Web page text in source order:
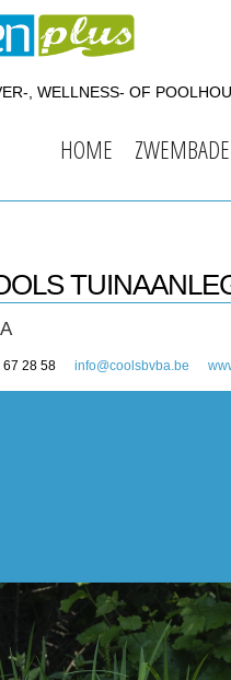
, WELLNESS- OF
HOME
67 28 58 info@coolsbvba.be